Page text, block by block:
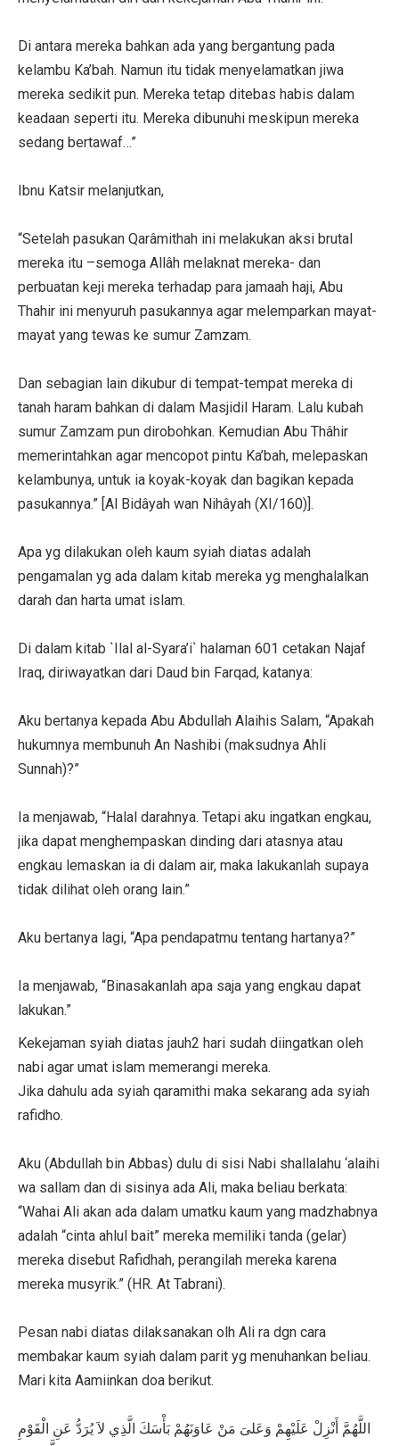
Di antara mereka bahkan ada yang bergantung pada
kelambu Ka’bah. Namun itu tidak menyelamatkan jiwa
mereka sedikit pun. Mereka tetap ditebas habis dalam
keadaan seperti itu. Mereka dibunuhi meskipun mereka
sedang bertawaf…”
Ibnu Katsir melanjutkan,
“Setelah pasukan Qarâmithah ini melakukan aksi brutal
mereka itu –semoga Allâh melaknat mereka- dan
perbuatan keji mereka terhadap para jamaah haji, Abu
Thahir ini menyuruh pasukannya agar melemparkan mayat-
mayat yang tewas ke sumur Zamzam.
Dan sebagian lain dikubur di tempat-tempat mereka di
tanah haram bahkan di dalam Masjidil Haram. Lalu kubah
sumur Zamzam pun dirobohkan. Kemudian Abu Thâhir
memerintahkan agar mencopot pintu Ka’bah, melepaskan
kelambunya, untuk ia koyak-koyak dan bagikan kepada
pasukannya.” [Al Bidâyah wan Nihâyah (XI/160)].
Apa yg dilakukan oleh kaum syiah diatas adalah
pengamalan yg ada dalam kitab mereka yg menghalalkan
darah dan harta umat islam.
Di dalam kitab `Ilal al-Syara’i` halaman 601 cetakan Najaf
Iraq, diriwayatkan dari Daud bin Farqad, katanya:
Aku bertanya kepada Abu Abdullah Alaihis Salam, “Apakah
hukumnya membunuh An Nashibi (maksudnya Ahli
Sunnah)?”
Ia menjawab, “Halal darahnya. Tetapi aku ingatkan engkau,
jika dapat menghempaskan dinding dari atasnya atau
engkau lemaskan ia di dalam air, maka lakukanlah supaya
tidak dilihat oleh orang lain.”
Aku bertanya lagi, “Apa pendapatmu tentang hartanya?”
Ia menjawab, “Binasakanlah apa saja yang engkau dapat
lakukan.”
Kekejaman syiah diatas jauh2 hari sudah diingatkan oleh
nabi agar umat islam memerangi mereka.
Jika dahulu ada syiah qaramithi maka sekarang ada syiah
rafidho.
Aku (Abdullah bin Abbas) dulu di sisi Nabi shallalahu ‘alaihi
wa sallam dan di sisinya ada Ali, maka beliau berkata:
“Wahai Ali akan ada dalam umatku kaum yang madzhabnya
adalah “cinta ahlul bait” mereka memiliki tanda (gelar)
mereka disebut Rafidhah, perangilah mereka karena
mereka musyrik.” (HR. At Tabrani).
Pesan nabi diatas dilaksanakan olh Ali ra dgn cara
membakar kaum syiah dalam parit yg menuhankan beliau.
Mari kita Aamiinkan doa berikut.
اللَّهُمَّ أَنْزِلْ عَلَيْهِمْ وَعَلىَ مَنْ عَاوَنَهُمْ بَأْسَكَ الَّذِي لاَ يُرَدُّ عَنِ الْقَوْمِ